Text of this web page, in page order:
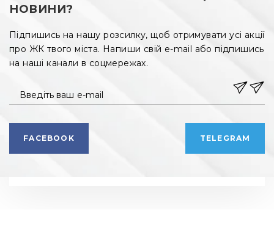
НОВИНИ?
Підпишись на нашу розсилку, щоб отримувати усі акції
про ЖК твого міста. Напиши свій e-mail або підпишись
на наші канали в соцмережах.
Введіть ваш e-mail
FACEBOOK TELEGRAM